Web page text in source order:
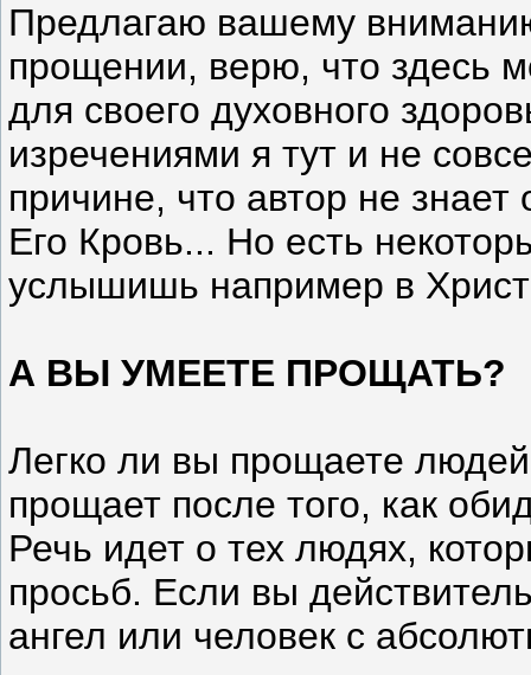
Предлагаю вашему
прощении, верю, что здесь
для своего духовного
изречениями я тут и не
причине, что автор не
Его Кровь... Но есть
услышишь например в
А ВЫ УМЕЕТЕ ПРОЩАТЬ?
Легко ли вы прощаете
прощает после того, как
Речь идет о тех людях,
просьб. Если вы
ангел или человек с